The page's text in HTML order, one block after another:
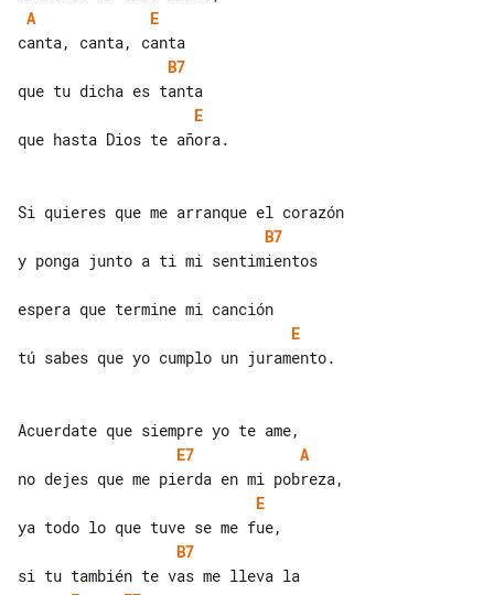
A
E
B7
E
que hasta Dios te añora.
B7
y ponga junto a ti mi sentimientos
E
tú sabes que yo cumplo un juramento.
E7
A
E
B7